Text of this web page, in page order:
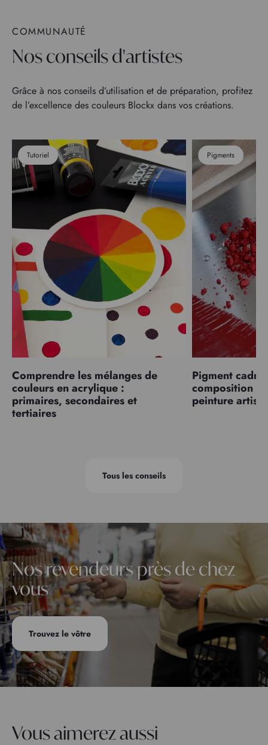
COMMUNAUTÉ
Nos conseils d'artistes
Grâce à nos conseils d’utilisation et de préparation, profitez
de l’excellence des couleurs Blockx dans vos créations.
Tutoriel
Comprendre les mélanges de
couleurs en acrylique :
primaires, secondaires et
tertiaires
Pigments
Pigment
composition
peinture
Tous les conseils
Nos revendeurs près de chez
vous
Trouvez le vôtre
Vous aimerez aussi